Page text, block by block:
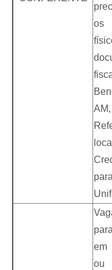
os
em
ou